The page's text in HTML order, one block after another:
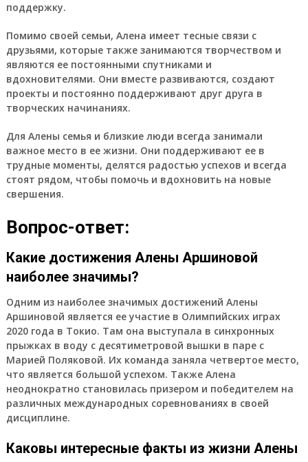
поддержку.
Помимо своей семьи, Алена имеет тесные связи с
друзьями, которые также занимаются творчеством и
являются ее постоянными спутниками и
вдохновителями. Они вместе развиваются, создают
проекты и постоянно поддерживают друг друга в
творческих начинаниях.
Для Алены семья и близкие люди всегда занимали
важное место в ее жизни. Они поддерживают ее в
трудные моменты, делятся радостью успехов и всегда
стоят рядом, чтобы помочь и вдохновить на новые
свершения.
Вопрос-ответ:
Какие достижения Алены Аршиновой
наиболее значимы?
Одним из наиболее значимых достижений Алены
Аршиновой является ее участие в Олимпийских играх
2020 года в Токио. Там она выступала в синхронных
прыжках в воду с десятиметровой вышки в паре с
Марией Поляковой. Их команда заняла четвертое место,
что является большой успехом. Также Алена
неоднократно становилась призером и победителем на
различных международных соревнованиях в своей
дисциплине.
Каковы интересные факты из жизни Алены